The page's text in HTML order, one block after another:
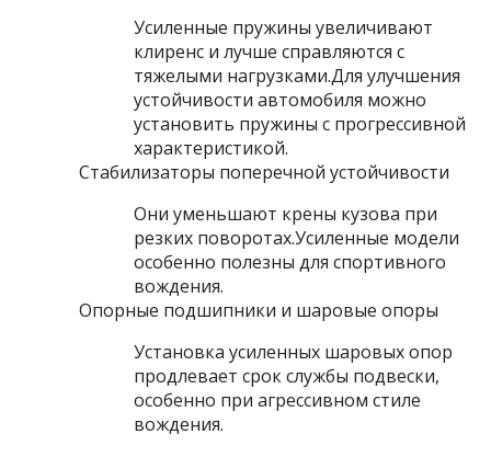
Усиленные пружины увеличивают
клиренс и лучше справляются с
тяжелыми нагрузками.Для улучшения
устойчивости автомобиля можно
установить пружины с прогрессивной
характеристикой.
Стабилизаторы поперечной устойчивости
Они уменьшают крены кузова при
резких поворотах.Усиленные модели
особенно полезны для спортивного
вождения.
Опорные подшипники и шаровые опоры
Установка усиленных шаровых опор
продлевает срок службы подвески,
особенно при агрессивном стиле
вождения.